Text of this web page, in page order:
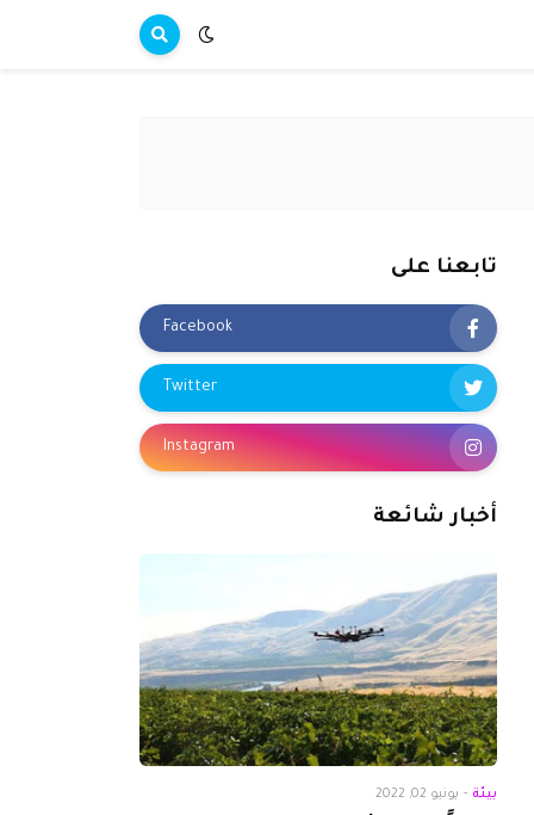
تابعنا على
Facebook
Twitter
Instagram
أخبار شائعة
بيئة - يونيو 02, 2022